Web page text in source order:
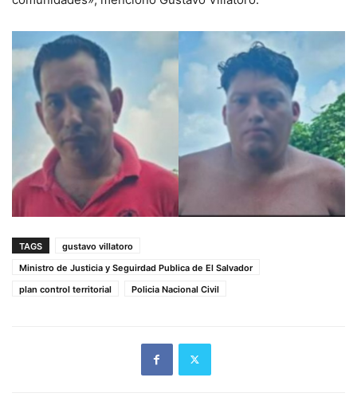
TAGS
gustavo villatoro
Ministro de Justicia y Seguirdad Publica de El Salvador
plan control territorial
Policia Nacional Civil